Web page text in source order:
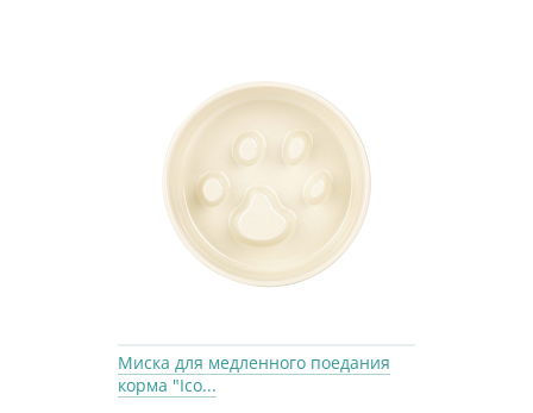
Миска для медленного поедания
корма "Ico...